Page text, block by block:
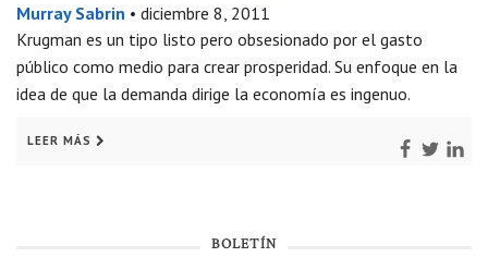
Murray Sabrin • diciembre 8, 2011
Krugman es un tipo listo pero obsesionado por el gasto
público como medio para crear prosperidad. Su enfoque en la
idea de que la demanda dirige la economía es ingenuo.
LEER MÁS
BOLETÍN